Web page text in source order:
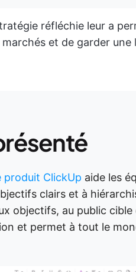
réfléchie leur a
et de garder une
produit ClickUp aide les
clairs et à
objectifs, au public
et permet à tout le